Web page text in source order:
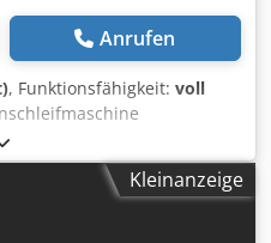
Anrufen
, Funktionsfähigkeit: voll
200-1000 mm
2 Mechanische
2×7,5 kW Cedpfx
Kleinanzeige